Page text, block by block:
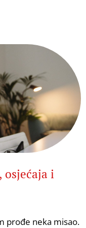
osjećaja i
prođe neka misao.